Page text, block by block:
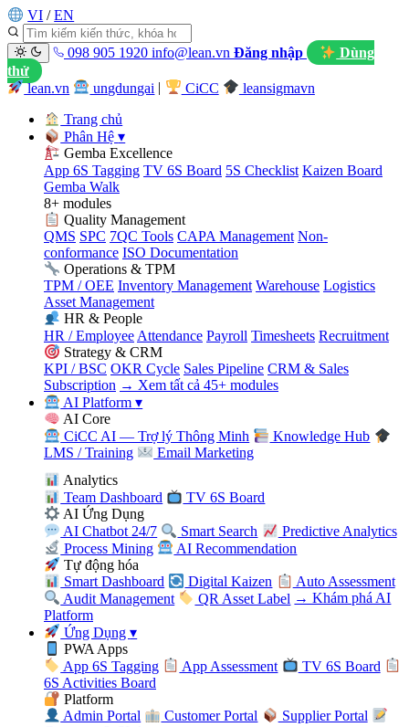
VI / EN
098 905 1920 info@lean.vn Đăng nhập
Dùng
thử
lean.vn
ungdungai CiCC leansigmavn
Trang chủ
Phân Hệ▾
Gemba Excellence
App 6S Tagging TV 6S Board 5S Checklist Kaizen Board
Gemba Walk
8+ modules
Quality Management
QMS SPC 7QC Tools CAPA Management Non-
conformance ISO Documentation
Operations & TPM
TPM / OEE Inventory Management Warehouse Logistics
Asset Management
HR & People
HR / Employee Attendance Payroll Timesheets Recruitment
Strategy & CRM
KPI / BSC OKR Cycle Sales Pipeline CRM & Sales
Subscription → Xem tất cả 45+ modules
AI Platform▾
AI Core
CiCC AI — Trợ lý Thông Minh
Knowledge Hub
LMS / Training
Email Marketing
Analytics
Team Dashboard
TV 6S Board
AI Ứng Dụng
AI Chatbot 24/7
Smart Search
Predictive Analytics
Process Mining
AI Recommendation
Tự động hóa
Smart Dashboard
Digital Kaizen
Auto Assessment
Audit Management
QR Asset Label → Khám phá AI
Platform
Ứng Dụng▾
PWA Apps
App 6S Tagging
App Assessment
TV 6S Board
6S Activities Board
Platform
Admin Portal
Customer Portal
Supplier Portal